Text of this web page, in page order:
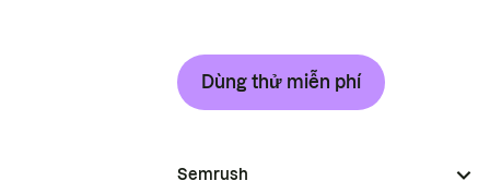
Dùng thử miễn phí
Semrush